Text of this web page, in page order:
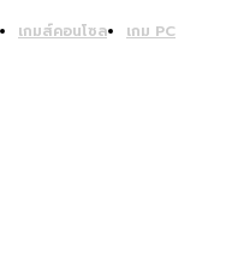
เกมส์คอนโซล
เกม PC